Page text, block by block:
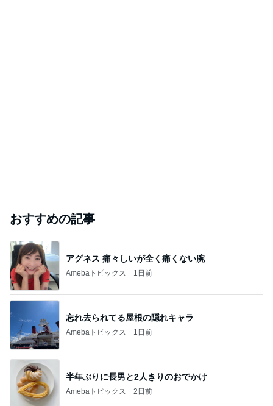
おすすめの記事
アグネス 痛々しいが全く痛くない腕
Amebaトピックス 1日前
忘れ去られてる屋根の隠れキャラ
Amebaトピックス 1日前
半年ぶりに長男と2人きりのおでかけ
Amebaトピックス 2日前